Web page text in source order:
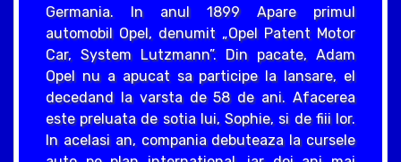
Germania. In anul 1899 Apare primul
automobil Opel, denumit „Opel Patent Motor
Car, System Lutzmann”. Din pacate, Adam
Opel nu a apucat sa participe la lansare, el
decedand la varsta de 58 de ani. Afacerea
este preluata de sotia lui, Sophie, si de fiii lor.
In acelasi an, compania debuteaza la cursele